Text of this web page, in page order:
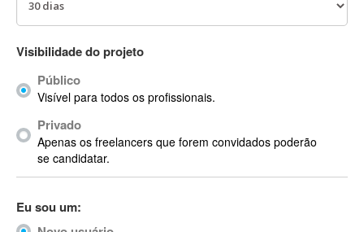
ACID Pro
ACPI
Acrobat
Acrobat X
Acronis
Actian
Actimize
ActionScript
Active Directory
Visibilidade do projeto
Público
Visível para todos os profissionais.
Privado
Apenas os freelancers que forem convidados poderão
se candidatar.
Eu sou um: